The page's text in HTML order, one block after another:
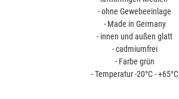
- ohne Gewebeeinlage
- Made in Germany
- innen und außen glatt
- cadmiumfrei
- Farbe grün
- Temperatur -20°C - +65°C